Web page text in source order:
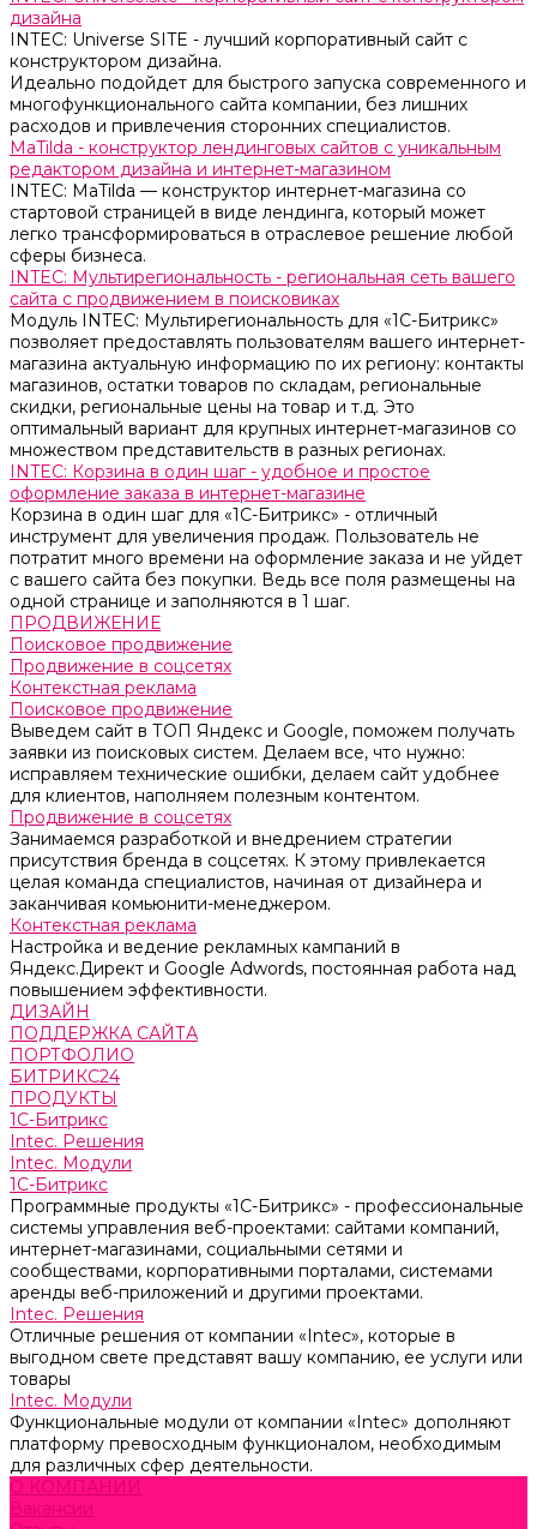
дизайна
INTEC: Universe SITE - лучший корпоративный сайт с
конструктором дизайна.
Идеально подойдет для быстрого запуска современного и
многофункционального сайта компании, без лишних
расходов и привлечения сторонних специалистов.
MaTilda - конструктор лендинговых сайтов с уникальным
редактором дизайна и интернет-магазином
INTEC: MaTilda — конструктор интернет-магазина со
стартовой страницей в виде лендинга, который может
легко трансформироваться в отраслевое решение любой
сферы бизнеса.
INTEC: Мультирегиональность - региональная сеть вашего
сайта с продвижением в поисковиках
Модуль INTEC: Мультирегиональность для «1С-Битрикс»
позволяет предоставлять пользователям вашего интернет-
магазина актуальную информацию по их региону: контакты
магазинов, остатки товаров по складам, региональные
скидки, региональные цены на товар и т.д. Это
оптимальный вариант для крупных интернет-магазинов со
множеством представительств в разных регионах.
INTEC: Корзина в один шаг - удобное и простое
оформление заказа в интернет-магазине
Корзина в один шаг для «1С-Битрикс» - отличный
инструмент для увеличения продаж. Пользователь не
потратит много времени на оформление заказа и не уйдет
с вашего сайта без покупки. Ведь все поля размещены на
одной странице и заполняются в 1 шаг.
ПРОДВИЖЕНИЕ
Поисковое продвижение
Продвижение в соцсетях
Контекстная реклама
Поисковое продвижение
Выведем сайт в ТОП Яндекс и Google, поможем получать
заявки из поисковых систем. Делаем все, что нужно:
исправляем технические ошибки, делаем сайт удобнее
для клиентов, наполняем полезным контентом.
Продвижение в соцсетях
Занимаемся разработкой и внедрением стратегии
присутствия бренда в соцсетях. К этому привлекается
целая команда специалистов, начиная от дизайнера и
заканчивая комьюнити-менеджером.
Контекстная реклама
Настройка и ведение рекламных кампаний в
Яндекс.Директ и Google Adwords, постоянная работа над
повышением эффективности.
ДИЗАЙН
ПОДДЕРЖКА САЙТА
ПОРТФОЛИО
БИТРИКС24
ПРОДУКТЫ
1С-Битрикс
Intec. Решения
Intec. Модули
1С-Битрикс
Программные продукты «1С-Битрикс» - профессиональные
системы управления веб-проектами: сайтами компаний,
интернет-магазинами, социальными сетями и
сообществами, корпоративными порталами, системами
аренды веб-приложений и другими проектами.
Intec. Решения
Отличные решения от компании «Intec», которые в
выгодном свете представят вашу компанию, ее услуги или
товары
Intec. Модули
Функциональные модули от компании «Intec» дополняют
платформу превосходным функционалом, необходимым
для различных сфер деятельности.
О КОМПАНИИ
Вакансии